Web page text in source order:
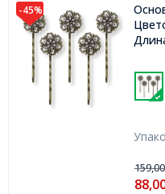
-45%